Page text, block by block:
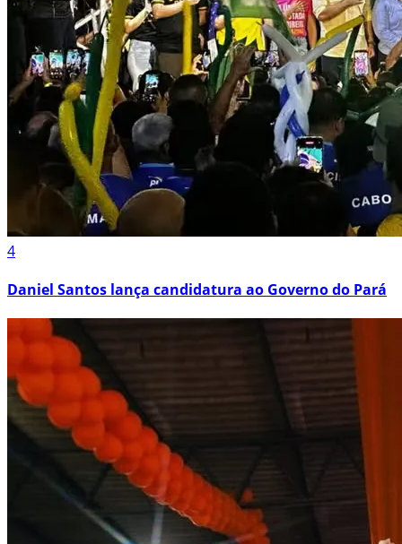
4
Daniel Santos lança candidatura ao Governo do Pará